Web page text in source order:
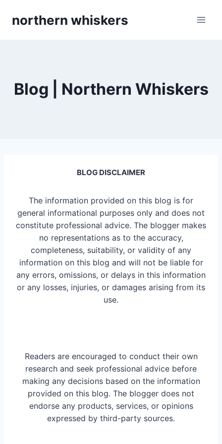
northern whiskers
Blog | Northern Whiskers
BLOG DISCLAIMER
The information provided on this blog is for
general informational purposes only and does not
constitute professional advice. The blogger makes
no representations as to the accuracy,
completeness, suitability, or validity of any
information on this blog and will not be liable for
any errors, omissions, or delays in this information
or any losses, injuries, or damages arising from its
use.
Readers are encouraged to conduct their own
research and seek professional advice before
making any decisions based on the information
provided on this blog. The blogger does not
endorse any products, services, or opinions
expressed by third-party sources.